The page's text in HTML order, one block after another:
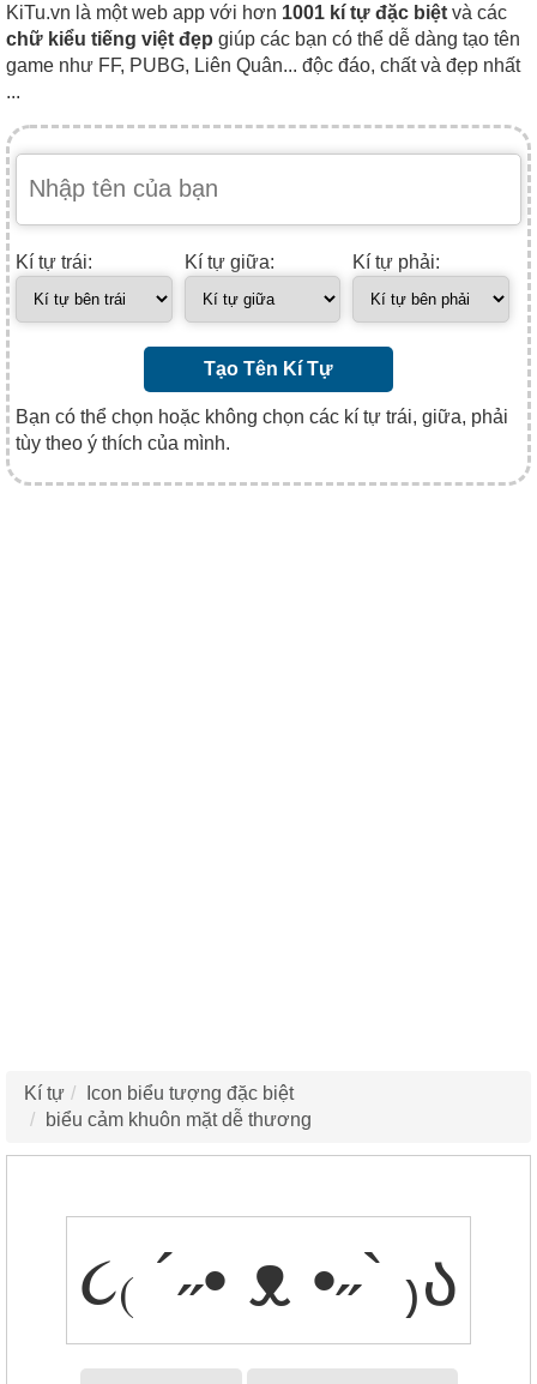
KiTu.vn là một web app với hơn 1001 kí tự đặc biệt và các
chữ kiểu tiếng việt đẹp giúp các bạn có thể dễ dàng tạo tên
game như FF, PUBG, Liên Quân... độc đáo, chất và đẹp nhất
...
Kí tự trái: Kí tự giữa: Kí tự phải:
Tạo Tên Kí Tự
Bạn có thể chọn hoặc không chọn các kí tự trái, giữa, phải
tùy theo ý thích của mình.
Kí tự
Icon biểu tượng đặc biệt
biểu cảm khuôn mặt dễ thương
૮₍ ´˶• ᴥ •˶` ₎ა